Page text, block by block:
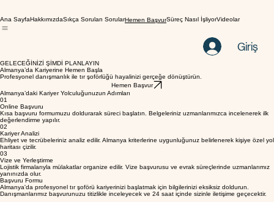
Süreç Nasıl İşliyor
GELECEĞİNİZİ ŞİMDİ PLANLAYIN
Profesyonel danışmanlık ile tır şoförlüğü hayalinizi gerçeğe dönüştürün.
Almanya’daki Kariyer Yolculuğunuzun Adımları
01
Online Başvuru
Kısa başvuru formumuzu doldurarak süreci başlatın. Belgeleriniz uzmanlarımızca incelenerek ilk
değerlendirme yapılır.
02
Kariyer Analizi
Ehliyet ve tecrübeleriniz analiz edilir. Almanya kriterlerine uygunluğunuz belirlenerek kişiye özel yol
haritası çizilir.
03
Vize ve Yerleştirme
Lojistik firmalarıyla mülakatlar organize edilir. Vize başvurusu ve evrak süreçlerinde uzmanlarımız
yanınızda olur.
Başvuru Formu